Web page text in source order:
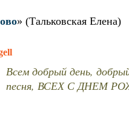
» (Тальковская Елена)
Всем добрый день,
песня, ВСЕХ С ДНЕМ